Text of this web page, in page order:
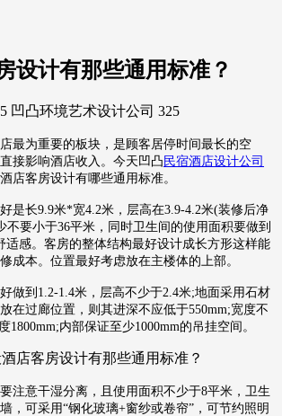
设计有那些通用标准？
凹凸环境艺术设计公司 325
最为重要的板块，是顾客居停时间最长的空
接影响酒店收入。今天凹凸 民宿酒店设计公司
店客房设计有哪些通用标准。
是长9.9米*宽4.2米，层高在3.9-4.2米(装修后净
不要小于36平米，同时卫生间的使用面积要做到
适感。客房的整体结构最好设计成长方形这样能
成本。位置最好考虑放在主楼体的上部。
做到1.2-1.4米，层高不少于2.4米;地面采用石材
在过廊位置，则其进深不应低于550mm;宽度不
1800mm;内部保证至少1000mm的吊挂空间。
注意干湿分离，且使用面积不少于8平米，卫生
，可采用“钢化玻璃+窗纱或卷帘”，可节约照明